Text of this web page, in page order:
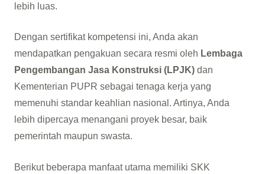
lebih luas.
Dengan sertifikat kompetensi ini, Anda akan
mendapatkan pengakuan secara resmi oleh Lembaga
Pengembangan Jasa Konstruksi (LPJK)dan
Kementerian PUPR sebagai tenaga kerja yang
memenuhi standar keahlian nasional. Artinya, Anda
lebih dipercaya menangani proyek besar, baik
pemerintah maupun swasta.
Berikut beberapa manfaat utama memiliki SKK